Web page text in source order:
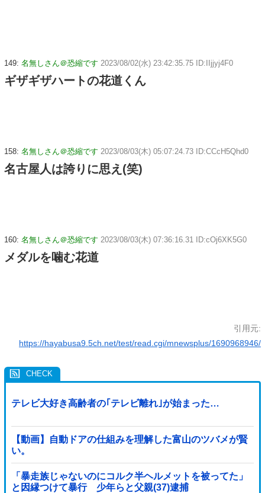
149: 名無しさん＠恐縮です 2023/08/02(水) 23:42:35.75 ID:IIjjyj4F0
ギザギザハートの花道くん
158: 名無しさん＠恐縮です 2023/08/03(木) 05:07:24.73 ID:CCcH5Qhd0
名古屋人は誇りに思え(笑)
160: 名無しさん＠恐縮です 2023/08/03(木) 07:36:16.31 ID:cOj6XK5G0
メダルを噛む花道
引用元:
https://hayabusa9.5ch.net/test/read.cgi/mnewsplus/1690968946/
テレビ大好き高齢者の｢テレビ離れ｣が始まった…
【動画】自動ドアの仕組みを理解した富山のツバメが賢
い。
「暴走族じゃないのにコルク半ヘルメットを被ってた」
と因縁つけて暴行 少年らと父親(37)逮捕